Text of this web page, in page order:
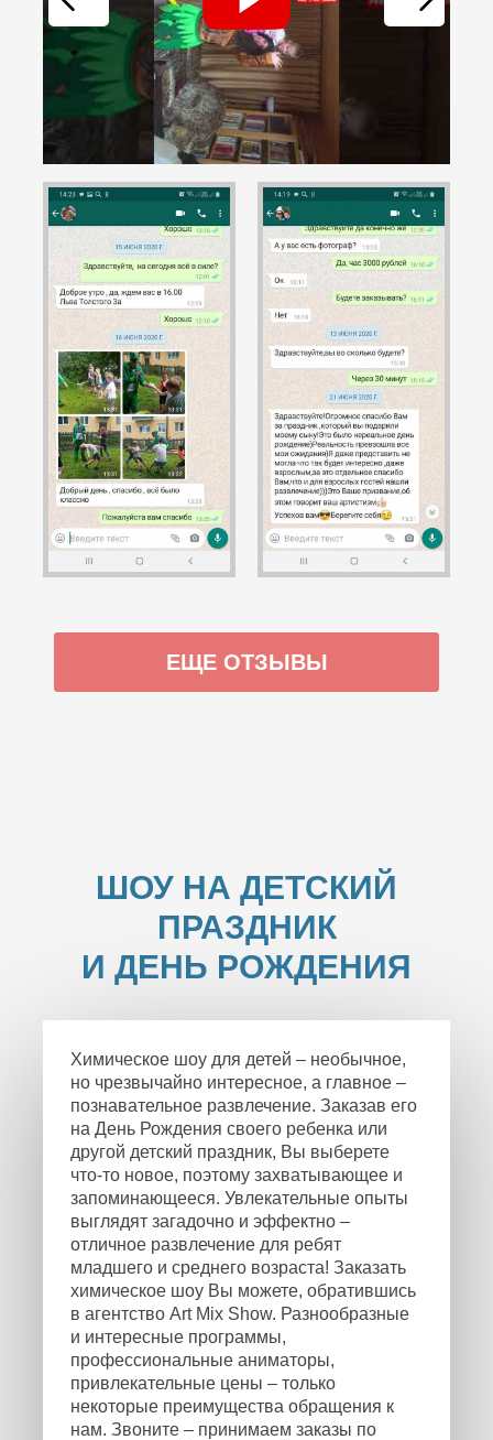
ЕЩЕ ОТЗЫВЫ
ШОУ НА ДЕТСКИЙ
ПРАЗДНИК
И ДЕНЬ РОЖДЕНИЯ
Химическое шоу для детей – необычное,
но чрезвычайно интересное, а главное –
познавательное развлечение. Заказав его
на День Рождения своего ребенка или
другой детский праздник, Вы выберете
что-то новое, поэтому захватывающее и
запоминающееся. Увлекательные опыты
выглядят загадочно и эффектно –
отличное развлечение для ребят
младшего и среднего возраста! Заказать
химическое шоу Вы можете, обратившись
в агентство Art Mix Show. Разнообразные
и интересные программы,
профессиональные аниматоры,
привлекательные цены – только
некоторые преимущества обращения к
нам. Звоните – принимаем заказы по